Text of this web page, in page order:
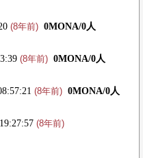
(8年前) 0MONA/0人
(8年前) 0MONA/0人
(8年前) 0MONA/0人
(8年前)